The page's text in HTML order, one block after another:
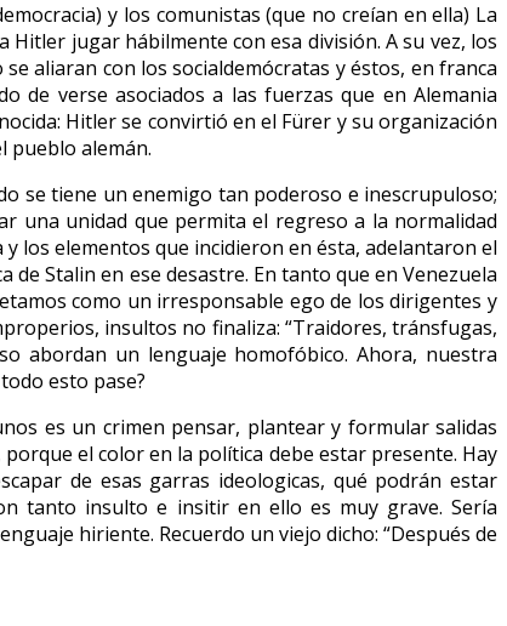
y los comunistas (que no creían en ella) La
jugar hábilmente con esa división. A su vez, los
aliaran con los socialdemócratas y éstos, en franca
de verse asociados a las fuerzas que en Alemania
Hitler se convirtió en el Fürer y su organización
pueblo alemán.
se tiene un enemigo tan poderoso e inescrupuloso;
una unidad que permita el regreso a la normalidad
los elementos que incidieron en ésta, adelantaron el
Stalin en ese desastre. En tanto que en Venezuela
como un irresponsable ego de los dirigentes y
insultos no finaliza: “Traidores, tránsfugas,
abordan un lenguaje homofóbico. Ahora, nuestra
esto pase?
es un crimen pensar, plantear y formular salidas
el color en la política debe estar presente. Hay
de esas garras ideologicas, qué podrán estar
tanto insulto e insitir en ello es muy grave. Sería
hiriente. Recuerdo un viejo dicho: “Después de